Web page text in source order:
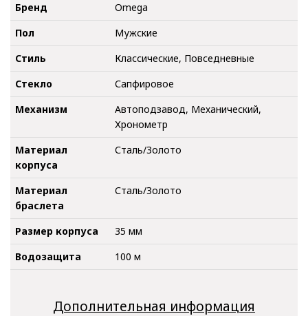
Бренд
Omega
Пол
Мужские
Стиль
Классические, Повседневные
Стекло
Сапфировое
Механизм
Автоподзавод, Механический,
Хронометр
Материал
корпуса
Сталь/Золото
Материал
браслета
Сталь/Золото
Размер корпуса
35 мм
Водозащита
100 м
Дополнительная информация